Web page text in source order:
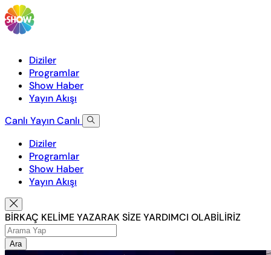
Diziler
Programlar
Show Haber
Yayın Akışı
Canlı YayınCanlı
Diziler
Programlar
Show Haber
Yayın Akışı
BİRKAÇ KELİME YAZARAK SİZE YARDIMCI OLABİLİRİZ
Ara